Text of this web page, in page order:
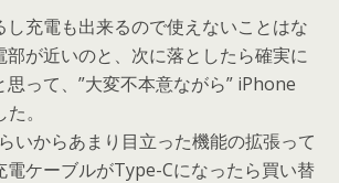
し充電も出来るので使えないことはな
部が近いのと、次に落としたら確実に
って、”大変不本意ながら” iPhone
。
いからあまり目立った機能の拡張って
電ケーブルがType-Cになったら買い替